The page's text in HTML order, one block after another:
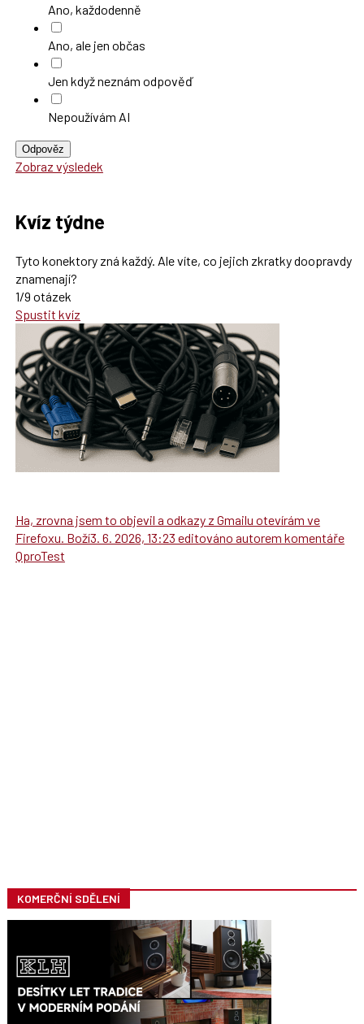
Ano, každodenně
Ano, ale jen občas
Jen když neznám odpověď
Nepoužívám AI
Odpověz
Zobraz výsledek
Kvíz týdne
Tyto konektory zná každý. Ale víte, co jejich zkratky doopravdy
znamenají?
1/9 otázek
Spustit kvíz
Ha, zrovna jsem to objevil a odkazy z Gmailu otevírám ve
Firefoxu. Boží3. 6. 2026, 13:23 editováno autorem komentáře
QproTest
KOMERČNÍ SDĚLENÍ